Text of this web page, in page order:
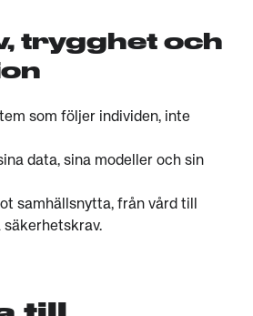
trygghet och
som följer individen, inte
data, sina modeller och sin
samhällsnytta, från vård till
säkerhetskrav.